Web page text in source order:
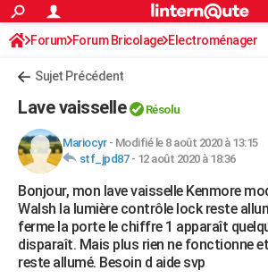
ACTUALITÉS
Politique
Société
Faits Divers
Education
Monde
Villes
+
FINANCE
Retraite
Impôts
Epargne
Immobilier
Risques naturels par ville
Banque
Assurance
Crédit
AUTO
Essais
Réserver un essai
Citadines
Berlines
SUV
Forum auto
+HIGH-TECH
Mobiles
Meilleur smartphone
Internet
Ordinateurs
Jeux vidéo
Guide high-tech
+BRICOLAGE
Forum
Aménagement intérieur
Extérieur
Cuisine
Salle de bains
Jardinage
Rangement
S'inscrire
Connexion
Forum Forum Bricolage Electroménager
Sujet Précédent
Lave vaisselle Résolu
Mariocyr- Modifié le 8 août 2020 à 13:15
stf_jpd87- 12 août 2020 à 18:36
Bonjour, mon lave vaisselle Kenmore
Walsh la lumière contrôle lock reste
ferme la porte le chiffre 1 apparaît
disparaît. Mais plus rien ne fonctionne
reste allumé. Besoin d aide svp